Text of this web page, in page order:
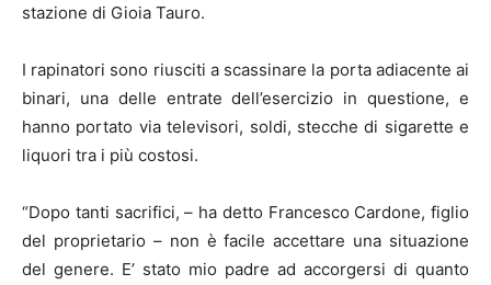
stazione di Gioia Tauro.
I rapinatori sono riusciti a scassinare la porta adiacente ai
binari, una delle entrate dell’esercizio in questione, e
hanno portato via televisori, soldi, stecche di sigarette e
liquori tra i più costosi.
“Dopo tanti sacrifici, – ha detto Francesco Cardone, figlio
del proprietario – non è facile accettare una situazione
del genere. E’ stato mio padre ad accorgersi di quanto